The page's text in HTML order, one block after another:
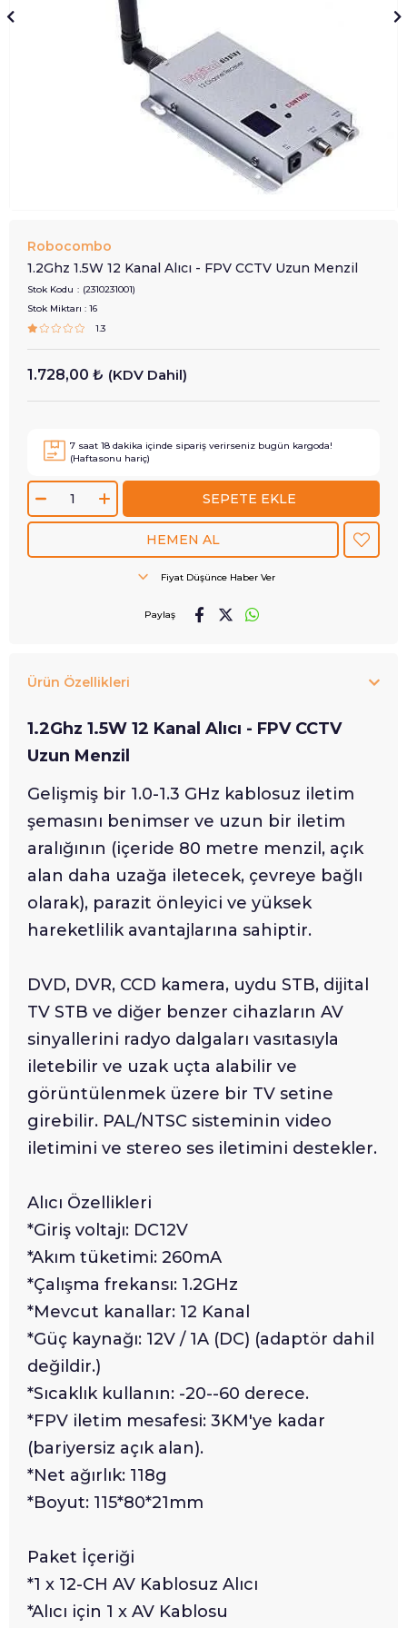
Robocombo
1.2Ghz 1.5W 12 Kanal Alıcı - FPV CCTV Uzun Menzil
Stok Kodu
(2310231001)
Stok Miktarı : 16
1.3
1.728,00 ₺ (KDV Dahil)
7 saat 18 dakika içinde sipariş verirseniz bugün kargoda!
(Haftasonu hariç)
Fiyat Düşünce Haber Ver
Paylaş
Ürün Özellikleri
1.2Ghz 1.5W 12 Kanal Alıcı - FPV CCTV
Uzun Menzil
Gelişmiş bir 1.0-1.3 GHz kablosuz iletim
şemasını benimser ve uzun bir iletim
aralığının (içeride 80 metre menzil, açık
alan daha uzağa iletecek, çevreye bağlı
olarak), parazit önleyici ve yüksek
hareketlilik avantajlarına sahiptir.
DVD, DVR, CCD kamera, uydu STB, dijital
TV STB ve diğer benzer cihazların AV
sinyallerini radyo dalgaları vasıtasıyla
iletebilir ve uzak uçta alabilir ve
görüntülenmek üzere bir TV setine
girebilir. PAL/NTSC sisteminin video
iletimini ve stereo ses iletimini destekler.
Alıcı Özellikleri
*Giriş voltajı: DC12V
*Akım tüketimi: 260mA
*Çalışma frekansı: 1.2GHz
*Mevcut kanallar: 12 Kanal
*Güç kaynağı: 12V / 1A (DC) (adaptör dahil
değildir.)
*Sıcaklık kullanın: -20--60 derece.
*FPV iletim mesafesi: 3KM'ye kadar
(bariyersiz açık alan).
*Net ağırlık: 118g
*Boyut: 115*80*21mm
Paket İçeriği
*1 x 12-CH AV Kablosuz Alıcı
*Alıcı için 1 x AV Kablosu